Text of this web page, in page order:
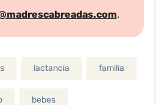
.
lactancia familia
bebes